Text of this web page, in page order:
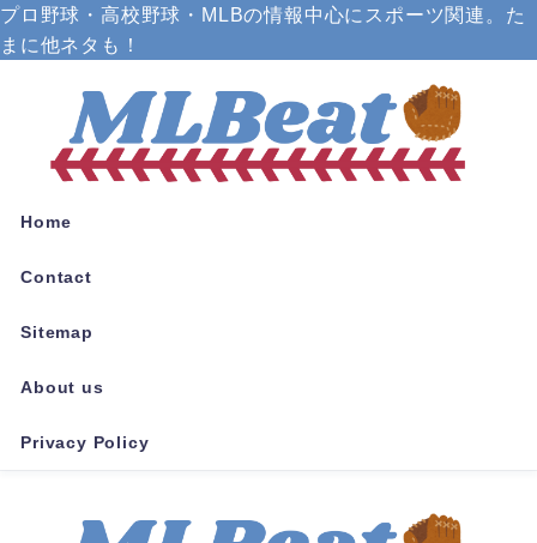
プロ野球・高校野球・MLBの情報中心にスポーツ関連。た
まに他ネタも！
Home
Contact
Sitemap
About us
Privacy Policy